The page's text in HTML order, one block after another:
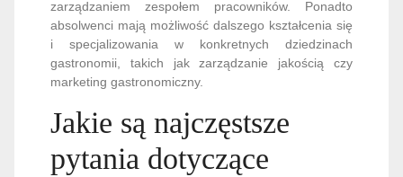
zarządzaniem zespołem pracowników. Ponadto
absolwenci mają możliwość dalszego kształcenia się
i specjalizowania w konkretnych dziedzinach
gastronomii, takich jak zarządzanie jakością czy
marketing gastronomiczny.
Jakie są najczęstsze
pytania dotyczące